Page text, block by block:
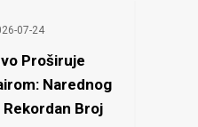
07-24
Proširuje
Narednog
Broj